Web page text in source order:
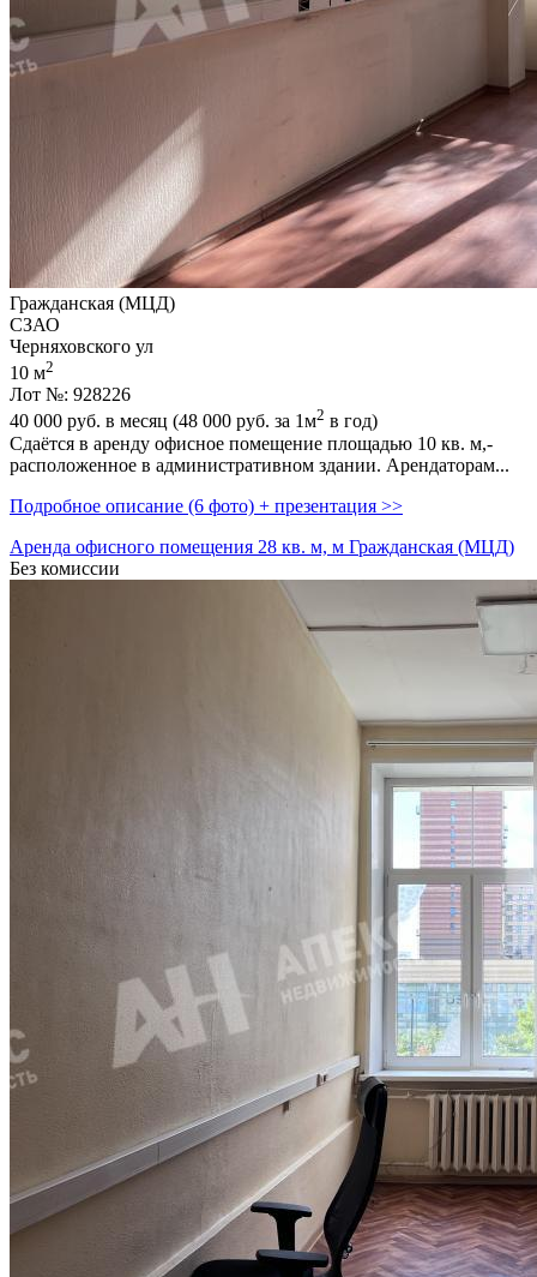
Гражданская (МЦД)
СЗАО
Черняховского ул
10 м2
Лот №: 928226
40 000 руб. в месяц (48 000 руб. за 1м2 в год)
Сдаётся в аренду офисное помещение площадью 10 кв. м,­
расположенное в административном здании. Арендаторам...
Подробное описание (6 фото) + презентация >>
Аренда офисного помещения 28 кв. м, м Гражданская (МЦД)
Без комиссии